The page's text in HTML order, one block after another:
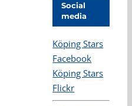
Social
media
Köping Stars
Facebook
Köping Stars
Flickr